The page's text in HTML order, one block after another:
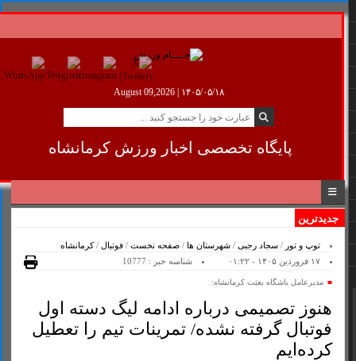
August 09,2026 |۱۴۰۵/۰۵/۱۸
پایگاه تخصصی اخبار ورزش کرمانشاه
جدیدترین
توپ و تور/ سجاد رجبی/ شهرستان ها / صفحه نخست/ فوتبال / کرمانشاه
۱۷ فروردین ۱۴۰۵ - ۰۱:۲۲
شناسه خبر : 10777
مدیرعامل باشگاه بعثت کرمانشاه:
هنوز تصمیمی درباره ادامه لیگ دسته اول
فوتبال گرفته نشده/ تمرینات تیم را تعطیل
کرده‌ایم